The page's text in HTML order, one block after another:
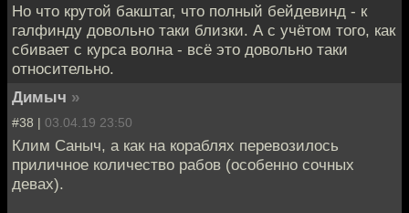
Но что крутой бакштаг, что полный бейдевинд - к
галфинду довольно таки близки. А с учётом того, как
сбивает с курса волна - всё это довольно таки
относительно.
Димыч »
#38 | 03.04.19 23:50
Клим Саныч, а как на кораблях перевозилось
приличное количество рабов (особенно сочных
девах).